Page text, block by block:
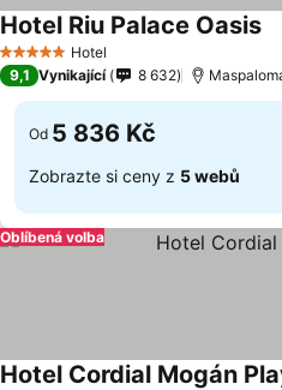
5 Počet hvězdiček
Hotel
Hotel Riu Palace Oasis
9,1 Vynikající 8 632
Od 5 836 Kč
Zobrazte si ceny z 5 webů
Oblíbená volba
Hotel Cordial Mogán